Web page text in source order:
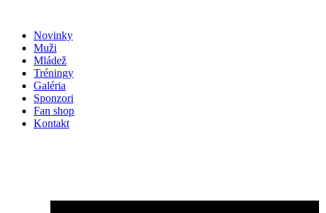
obsah
Novinky
Muži
Mládež
Tréningy
Galéria
Sponzori
Fan shop
Kontakt